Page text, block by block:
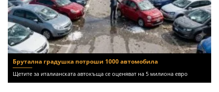
Брутална градушка потроши 1000 автомобила
Щетите за италианската автокъща се оценяват на 5 милиона евро